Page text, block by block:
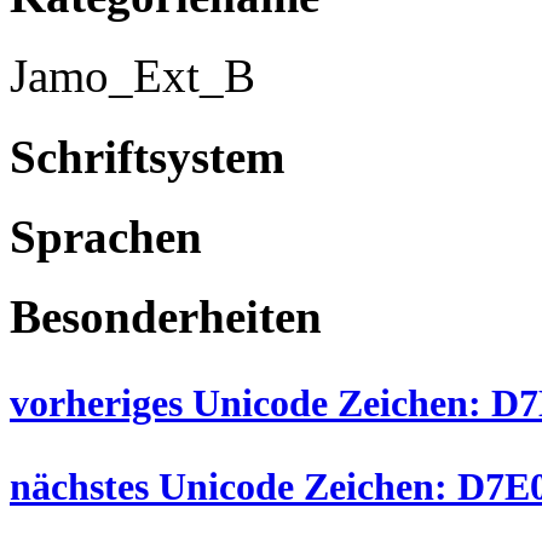
Jamo_Ext_B
Schriftsystem
Sprachen
Besonderheiten
vorheriges Unicode Zeichen:
nächstes Unicode Zeichen: